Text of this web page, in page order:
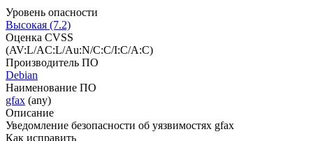
Уровень опасности
Высокая (7.2)
Оценка CVSS
(AV:L/AC:L/Au:N/C:C/I:C/A:C)
Производитель ПО
Debian
Наименование ПО
gfax (any)
Описание
Уведомление безопасности об уязвимостях gfax
Как исправить